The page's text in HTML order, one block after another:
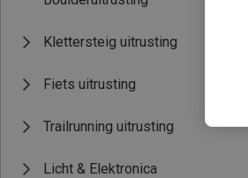
Klettersteig uitrusting
Fiets uitrusting
Trailrunning uitrusting
Licht & Elektronica